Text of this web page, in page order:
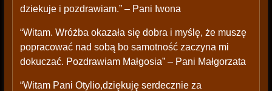
dziekuje i pozdrawiam.” – Pani Iwona
“Witam. Wróżba okazała się dobra i myślę, że muszę
popracować nad sobą bo samotność zaczyna mi
dokuczać. Pozdrawiam Małgosia” – Pani Małgorzata
“Witam Pani Otylio,dziękuję serdecznie za